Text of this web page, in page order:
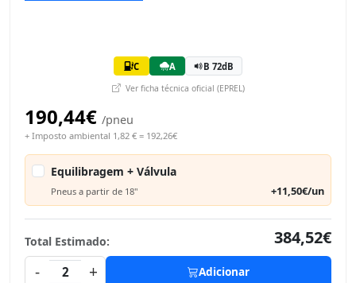
C A B 72dB
Ver ficha técnica oficial (EPREL)
190,44€ /pneu
+ Imposto ambiental 1,82 € = 192,26€
Equilibragem + Válvula
Pneus a partir de 18" +11,50€/un
Total Estimado:
384,52€
-
2 + Adicionar